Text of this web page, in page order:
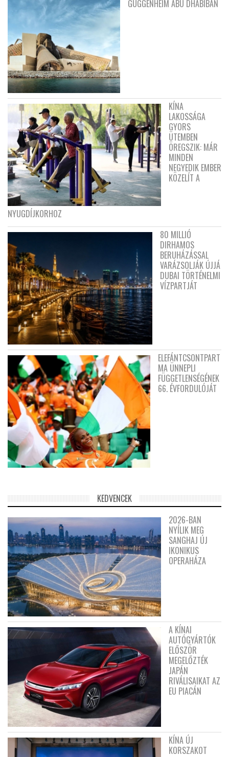
GUGGENHEIM ABU DHABIBAN
KÍNA
LAKOSSÁGA
GYORS
ÜTEMBEN
ÖREGSZIK: MÁR
MINDEN
NEGYEDIK EMBER
KÖZELÍT A
NYUGDÍJKORHOZ
80 MILLIÓ
DIRHAMOS
BERUHÁZÁSSAL
VARÁZSOLJÁK ÚJJÁ
DUBAI TÖRTÉNELMI
VÍZPARTJÁT
ELEFÁNTCSONTPART
MA ÜNNEPLI
FÜGGETLENSÉGÉNEK
66. ÉVFORDULÓJÁT
KEDVENCEK
2026-BAN
NYÍLIK MEG
SANGHAJ ÚJ
IKONIKUS
OPERAHÁZA
A KÍNAI
AUTÓGYÁRTÓK
ELŐSZÖR
MEGELŐZTÉK
JAPÁN
RIVÁLISAIKAT AZ
EU PIACÁN
KÍNA ÚJ
KORSZAKOT